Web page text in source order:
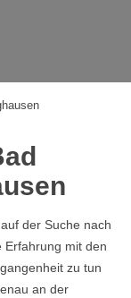
der Suche nach
Erfahrung mit den
zu tun
an der